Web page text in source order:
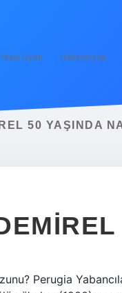
Yasal Uyarı Hakkımızda
50 YAŞINDA
Perugia